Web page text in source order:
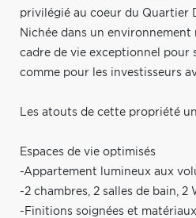
privilégié au coeur du Quartier
Nichée dans un environnement
cadre de vie exceptionnel pour
comme pour les investisseurs
Les atouts de cette propriété
Espaces de vie optimisés
-Appartement lumineux aux
-2 chambres, 2 salles de bain, 2
-Finitions soignées et